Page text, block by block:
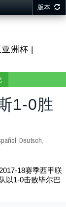
版本
洲杯
1-0胜
, Deutsch,
2017-18赛季西甲联
以1-0击败毕尔巴